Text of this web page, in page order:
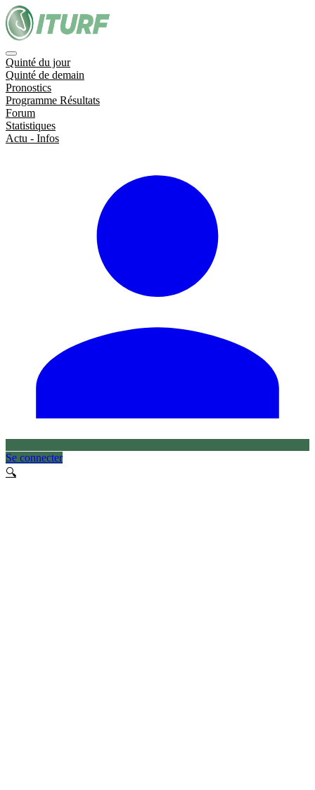
Quinté du jour
Quinté de demain
Pronostics
Programme Résultats
Forum
Statistiques
Actu - Infos
Se connecter
🔍